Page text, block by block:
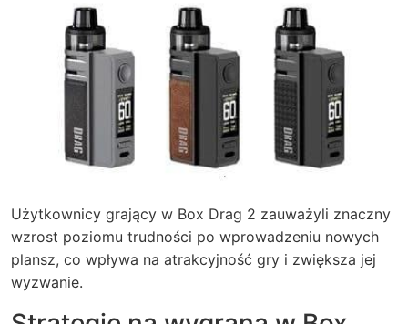
Użytkownicy grający w Box Drag 2 zauważyli znaczny
wzrost poziomu trudności po wprowadzeniu nowych
plansz, co wpływa na atrakcyjność gry i zwiększa jej
wyzwanie.